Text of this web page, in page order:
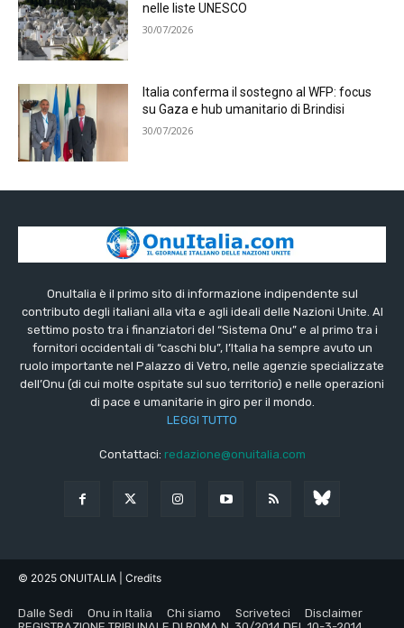
nelle liste UNESCO
30/07/2026
Italia conferma il sostegno al WFP: focus
su Gaza e hub umanitario di Brindisi
30/07/2026
OnuItalia è il primo sito di informazione indipendente sul
contributo degli italiani alla vita e agli ideali delle Nazioni Unite. Al
settimo posto tra i finanziatori del “Sistema Onu” e al primo tra i
fornitori occidentali di “caschi blu”, l’Italia ha sempre avuto un
ruolo importante nel Palazzo di Vetro, nelle agenzie specializzate
dell’Onu (di cui molte ospitate sul suo territorio) e nelle operazioni
di pace e umanitarie in giro per il mondo.
LEGGI TUTTO
Contattaci: redazione@onuitalia.com
© 2025 ONUITALIA | Credits
Dalle Sedi Onu in Italia Chi siamo Scriveteci
Disclaimer